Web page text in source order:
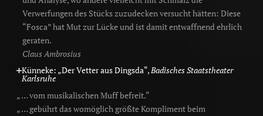
Verwerfungen des Stücks zuzudecken versucht hätten: Diese
“Fosca” hat Mut zur Lücke und ist damit entwaffnend ehrlich
geraten.
Claus Ambrosius
Künneke: „Der Vetter aus Dingsda“,Badisches Staatstheater
Karlsruhe
„ … vom musikalischen Muff befreit.“
„ … gebührt das womöglich größte Kompliment beim